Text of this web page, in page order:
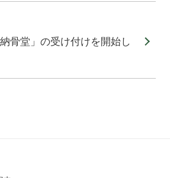
骨堂」の受け付けを開始し